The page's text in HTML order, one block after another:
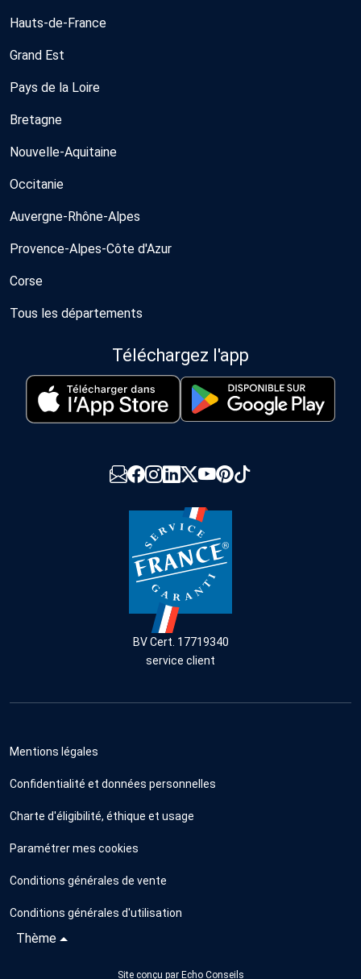
Hauts-de-France
Grand Est
Pays de la Loire
Bretagne
Nouvelle-Aquitaine
Occitanie
Auvergne-Rhône-Alpes
Provence-Alpes-Côte d'Azur
Corse
Tous les départements
Téléchargez l'app
BV Cert. 17719340
service client
Mentions légales
Confidentialité et données personnelles
Charte d'éligibilité, éthique et usage
Paramétrer mes cookies
Conditions générales de vente
Conditions générales d'utilisation
Thème
Site conçu par Echo Conseils